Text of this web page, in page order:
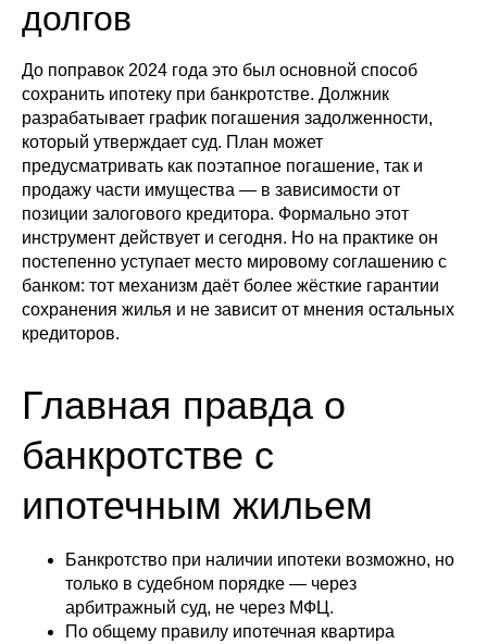
долгов
До поправок 2024 года это был основной способ
сохранить ипотеку при банкротстве. Должник
разрабатывает график погашения задолженности,
который утверждает суд. План может
предусматривать как поэтапное погашение, так и
продажу части имущества — в зависимости от
позиции залогового кредитора. Формально этот
инструмент действует и сегодня. Но на практике он
постепенно уступает место мировому соглашению с
банком: тот механизм даёт более жёсткие гарантии
сохранения жилья и не зависит от мнения остальных
кредиторов.
Главная правда о
банкротстве с
ипотечным жильем
Банкротство при наличии ипотеки возможно, но
только в судебном порядке — через
арбитражный суд, не через МФЦ.
По общему правилу ипотечная квартира